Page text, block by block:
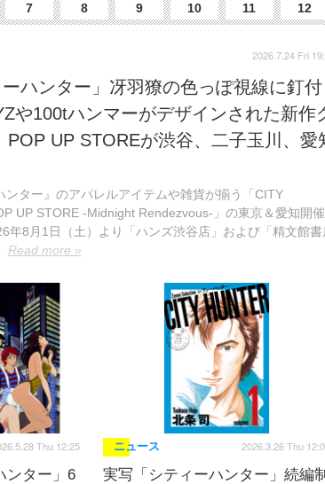
7 8 9 10 11 12
2026.7.24 Fri
ーハンター」冴羽獠の色っぽ視線に釘付
や100tハンマーがデザインされた新作
POP UP STOREが渋谷、二子玉川、愛
ンター』のアパレルアイテムや雑貨が揃う「CITY
UP STORE -Midnight Rendezvous-」の東京＆愛知開催
年8月1日（土）より「ハンズ渋谷店」および「精文館書
Read more »
Thu 12:25
ンター」6
ニュース 2026.3.26 Thu
実写「シティーハンター」続編制